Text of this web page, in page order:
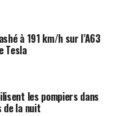
à 191 km/h sur l’A63
Tesla
les pompiers dans
de la nuit